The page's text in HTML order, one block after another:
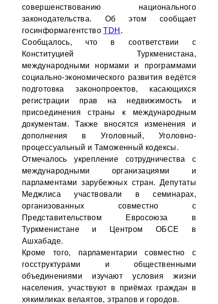
совершенствованию национального
законодательства. Об этом сообщает
госинформагентствоTDH .
Сообщалось, что в соответствии с
Конституцией Туркменистана,
международными нормами и программами
социально-экономического развития ведётся
подготовка законопроектов, касающихся
регистрации прав на недвижимость и
присоединения страны к международным
документам. Также вносятся изменения и
дополнения в Уголовный, Уголовно-
процессуальный и Таможенный кодексы.
Отмечалось укрепление сотрудничества с
международными организациями и
парламентами зарубежных стран. Депутаты
Меджлиса участвовали в семинарах,
организованных совместно с
Представительством Евросоюза в
Туркменистане и Центром ОБСЕ в
Ашхабаде.
Кроме того, парламентарии совместно с
госструктурами и общественными
объединениями изучают условия жизни
населения, участвуют в приёмах граждан в
хякимликах велаятов, этрапов и городов.